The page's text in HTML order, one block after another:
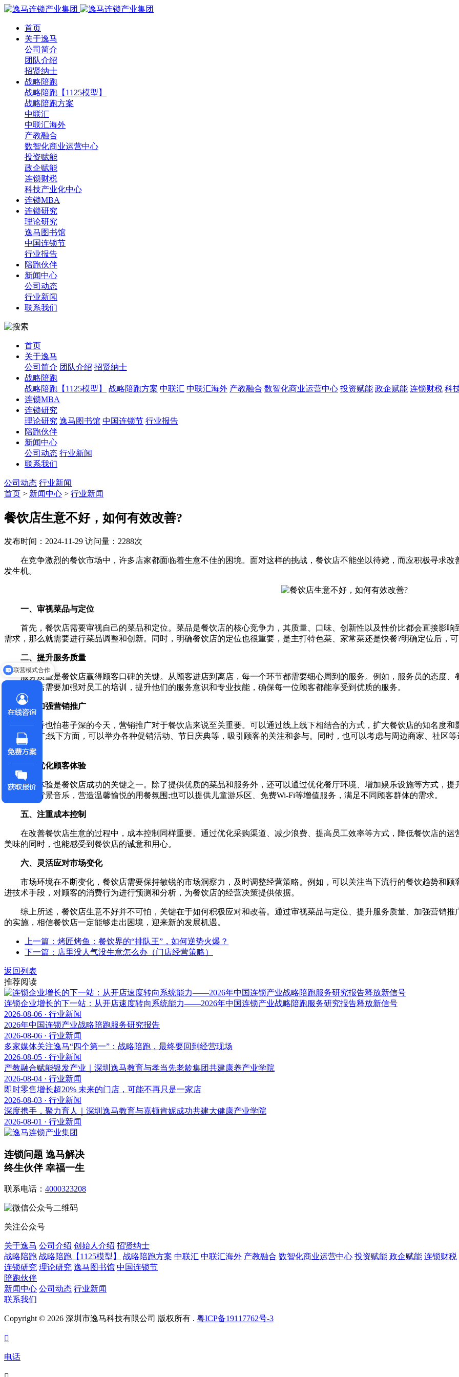
首页
关于逸马
公司简介
团队介绍
招贤纳士
战略陪跑
战略陪跑【1125模型】
战略陪跑方案
中联汇
中联汇海外
产教融合
数智化商业运营中心
投资赋能
政企赋能
连锁财税
科技产业化中心
连锁MBA
连锁研究
理论研究
逸马图书馆
中国连锁节
行业报告
陪跑伙伴
新闻中心
公司动态
行业新闻
联系我们
首页
关于逸马
公司简介 团队介绍 招贤纳士
战略陪跑
战略陪跑【1125模型】
战略陪跑方案 中联汇 中联汇海外 产教融合 数智化商业运营中心 投资赋能 政企赋能 连锁财税 科
连锁MBA
连锁研究
理论研究 逸马图书馆 中国连锁节 行业报告
陪跑伙伴
新闻中心
公司动态 行业新闻
联系我们
公司动态 行业新闻
首页 > 新闻中心 > 行业新闻
餐饮店生意不好，如何有效改善?
发布时间：2024-11-29 访问量：2288次
在竞争激烈的餐饮市场中，许多店家都面临着生意不佳的困境。面对这样的挑战，餐饮店不能坐以待毙，而应积极寻求改
发生机。
一、审视菜品与定位
首先，餐饮店需要审视自己的菜品和定位。菜品是餐饮店的核心竞争力，其质量、口味、创新性以及性价比都会直接影响
需求，那么就需要进行菜品调整和创新。同时，明确餐饮店的定位也很重要，是主打特色菜、家常菜还是快餐?明确定位后，
二、提升服务质量
服务质量是餐饮店赢得顾客口碑的关键。从顾客进店到离店，每一个环节都需要细心周到的服务。例如，服务员的态度、
此，餐饮店需要加强对员工的培训，提升他们的服务意识和专业技能，确保每一位顾客都能享受到优质的服务。
三、加强营销推广
在酒香也怕巷子深的今天，营销推广对于餐饮店来说至关重要。可以通过线上线下相结合的方式，扩大餐饮店的知名度和
宣传和推广;线下方面，可以举办各种促销活动、节日庆典等，吸引顾客的关注和参与。同时，也可以考虑与周边商家、社区
赢。
四、优化顾客体验
顾客体验是餐饮店成功的关键之一。除了提供优质的菜品和服务外，还可以通过优化餐厅环境、增加娱乐设施等方式，提
的灯光和背景音乐，营造温馨愉悦的用餐氛围;也可以提供儿童游乐区、免费Wi-Fi等增值服务，满足不同顾客群体的需求。
五、注重成本控制
在改善餐饮店生意的过程中，成本控制同样重要。通过优化采购渠道、减少浪费、提高员工效率等方式，降低餐饮店的运
美味的同时，也能感受到餐饮店的诚意和用心。
六、灵活应对市场变化
市场环境在不断变化，餐饮店需要保持敏锐的市场洞察力，及时调整经营策略。例如，可以关注当下流行的餐饮趋势和顾
进技术手段，对顾客的消费行为进行预测和分析，为餐饮店的经营决策提供依据。
综上所述，餐饮店生意不好并不可怕，关键在于如何积极应对和改善。通过审视菜品与定位、提升服务质量、加强营销推
的实施，相信餐饮店一定能够走出困境，迎来新的发展机遇。
上一篇：烤匠烤鱼：餐饮界的“排队王”，如何逆势火爆？
下一篇：店里没人气没生意怎么办（门店经营策略）
返回列表
推荐阅读
连锁企业增长的下一站：从开店速度转向系统能力——2026年中国连锁产业战略陪跑服务研究报告释放新信号
2026-08-06 · 行业新闻
2026年中国连锁产业战略陪跑服务研究报告
2026-08-06 · 行业新闻
多家媒体关注逸马“四个第一”：战略陪跑，最终要回到经营现场
2026-08-05 · 行业新闻
产教融合赋能银发产业｜深圳逸马教育与孝当先老龄集团共建康养产业学院
2026-08-04 · 行业新闻
即时零售增长超20% 未来的门店，可能不再只是一家店
2026-08-03 · 行业新闻
深度携手，聚力育人｜深圳逸马教育与嘉顿肯妮成功共建大健康产业学院
2026-08-01 · 行业新闻
连锁问题 逸马解决
终生伙伴 幸福一生
联系电话： 4000323208
关注公众号
关于逸马 公司介绍 创始人介绍 招贤纳士
战略陪跑 战略陪跑【1125模型】 战略陪跑方案 中联汇 中联汇海外 产教融合 数智化商业运营中心 投资赋能 政企赋能 连锁财税
连锁研究 理论研究 逸马图书馆 中国连锁节
陪跑伙伴
新闻中心 公司动态 行业新闻
联系我们
Copyright © 2026 深圳市逸马科技有限公司 版权所有 . 粤ICP备19117762号-3

电话
联营模式合作